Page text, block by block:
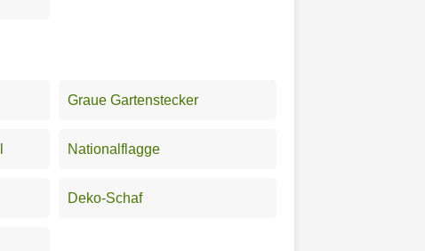
Graue Gartenstecker
Nationalflagge
Deko-Schaf